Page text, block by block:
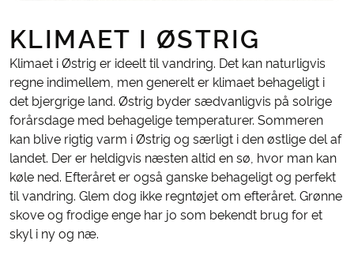
KLIMAET I ØSTRIG
Klimaet i Østrig er ideelt til vandring. Det kan naturligvis
regne indimellem, men generelt er klimaet behageligt i
det bjergrige land. Østrig byder sædvanligvis på solrige
forårsdage med behagelige temperaturer. Sommeren
kan blive rigtig varm i Østrig og særligt i den østlige del af
landet. Der er heldigvis næsten altid en sø, hvor man kan
køle ned. Efteråret er også ganske behageligt og perfekt
til vandring. Glem dog ikke regntøjet om efteråret. Grønne
skove og frodige enge har jo som bekendt brug for et
skyl i ny og næ.